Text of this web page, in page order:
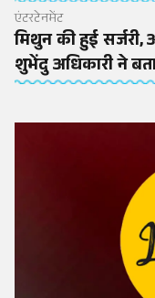
एंटरटेनमेंट
मिथुन की हुई
शुभेंदु अधिकारी ने